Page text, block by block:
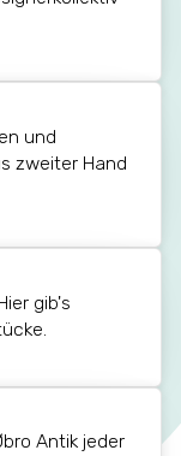
und
zweiter Hand
gib's
Antik jeder